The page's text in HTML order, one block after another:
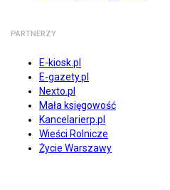
PARTNERZY
E-kiosk.pl
E-gazety.pl
Nexto.pl
Mała księgowość
Kancelarierp.pl
Wieści Rolnicze
Życie Warszawy